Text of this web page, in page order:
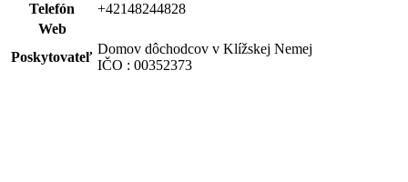
Telefón
+42148244828
Web
Poskytovateľ
Domov dôchodcov v Klížskej Nemej
IČO : 00352373